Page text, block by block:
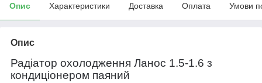
Опис Характеристики Доставка Оплата Умови
Опис
Радіатор охолодження Ланос 1.5-1.6 з
кондиціонером паяний